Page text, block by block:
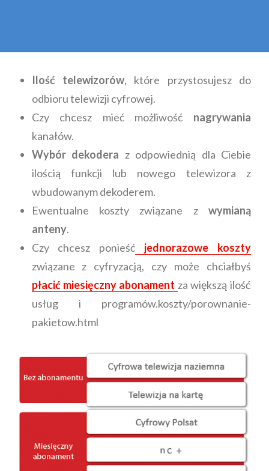
Ilość telewizorów, które przystosujesz do
odbioru telewizji cyfrowej.
Czy chcesz mieć możliwość nagrywania
kanałów.
Wybór dekodera z odpowiednią dla Ciebie
ilością funkcji lub nowego telewizora z
wbudowanym dekoderem.
Ewentualne koszty związane z wymianą
anteny.
Czy chcesz ponieść
jednorazowe koszty
związane z cyfryzacją, czy może chciałbyś
płacić miesięczny abonament za większą ilość
usług i programów.koszty/porownanie-
pakietow.html